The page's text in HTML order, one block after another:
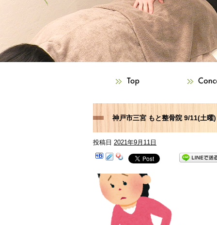
神戸市三宮 もと整骨院 9/11(土
痛などでお困りの方はご相談下さ
投稿日 2021年9月11日